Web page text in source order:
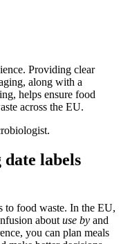
Providing clear
along with a
helps ensure food
across the EU.
labels
to food waste. In the EU,
about use by and
you can plan meals